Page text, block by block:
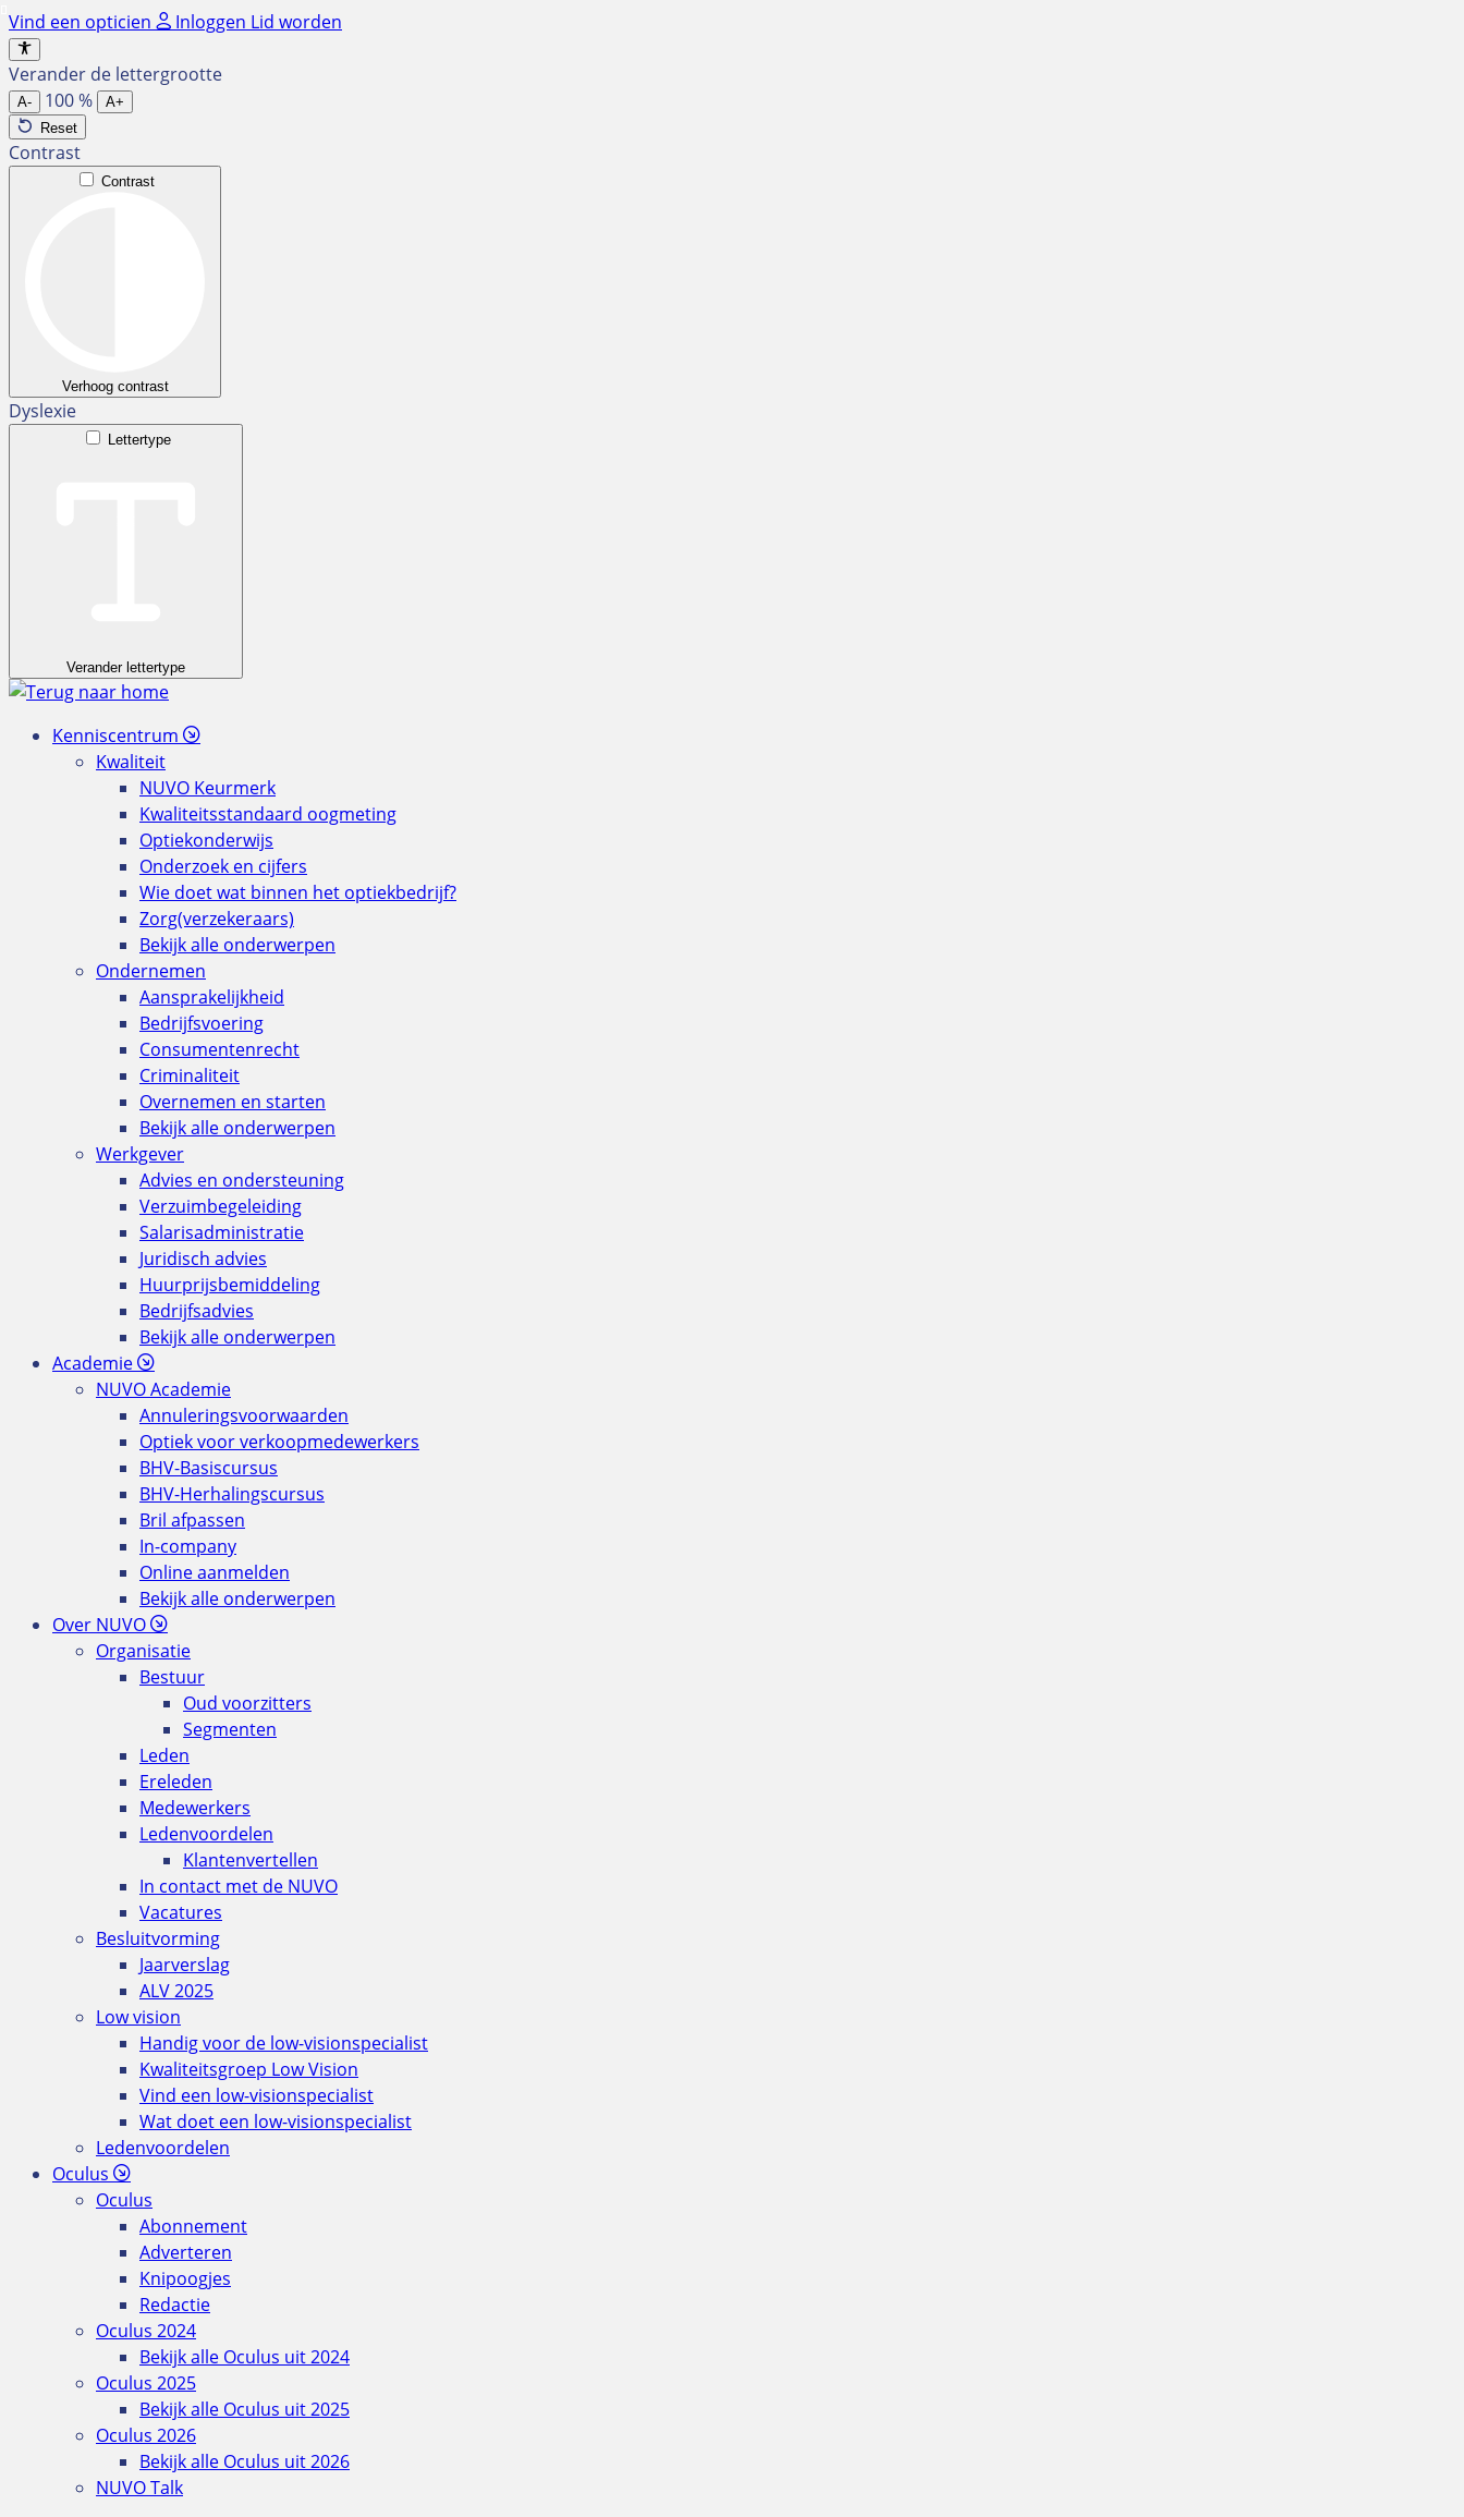
Ga
naar
de
inhoud
Vind een opticien Inloggen Lid worden
Verander de lettergrootte
A- 100%
A+
Reset
Contrast
Contrast
Verhoog contrast
Dyslexie
Lettertype
Verander lettertype
Kenniscentrum
Kwaliteit
NUVO Keurmerk
Kwaliteitsstandaard oogmeting
Optiekonderwijs
Onderzoek en cijfers
Wie doet wat binnen het optiekbedrijf?
Zorg(verzekeraars)
Bekijk alle onderwerpen
Ondernemen
Aansprakelijkheid
Bedrijfsvoering
Consumentenrecht
Criminaliteit
Overnemen en starten
Bekijk alle onderwerpen
Werkgever
Advies en ondersteuning
Verzuimbegeleiding
Salarisadministratie
Juridisch advies
Huurprijsbemiddeling
Bedrijfsadvies
Bekijk alle onderwerpen
Academie
NUVO Academie
Annuleringsvoorwaarden
Optiek voor verkoopmedewerkers
BHV-Basiscursus
BHV-Herhalingscursus
Bril afpassen
In-company
Online aanmelden
Bekijk alle onderwerpen
Over NUVO
Organisatie
Bestuur
Oud voorzitters
Segmenten
Leden
Ereleden
Medewerkers
Ledenvoordelen
Klantenvertellen
In contact met de NUVO
Vacatures
Besluitvorming
Jaarverslag
ALV 2025
Low vision
Handig voor de low-visionspecialist
Kwaliteitsgroep Low Vision
Vind een low-visionspecialist
Wat doet een low-visionspecialist
Ledenvoordelen
Oculus
Oculus
Abonnement
Adverteren
Knipoogjes
Redactie
Oculus 2024
Bekijk alle Oculus uit 2024
Oculus 2025
Bekijk alle Oculus uit 2025
Oculus 2026
Bekijk alle Oculus uit 2026
NUVO Talk